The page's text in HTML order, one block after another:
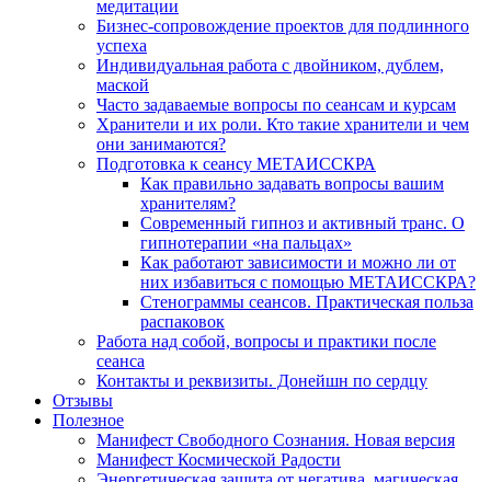
медитации
Бизнес-сопровождение проектов для подлинного
успеха
Индивидуальная работа с двойником, дублем,
маской
Часто задаваемые вопросы по сеансам и курсам
Хранители и их роли. Кто такие хранители и чем
они занимаются?
Подготовка к сеансу МЕТАИССКРА
Как правильно задавать вопросы вашим
хранителям?
Современный гипноз и активный транс. О
гипнотерапии «на пальцах»
Как работают зависимости и можно ли от
них избавиться с помощью МЕТАИССКРА?
Стенограммы сеансов. Практическая польза
распаковок
Работа над собой, вопросы и практики после
сеанса
Контакты и реквизиты. Донейшн по сердцу
Отзывы
Полезное
Манифест Свободного Сознания. Новая версия
Манифест Космической Радости